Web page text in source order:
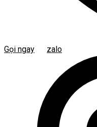
Gọi ngay zalo